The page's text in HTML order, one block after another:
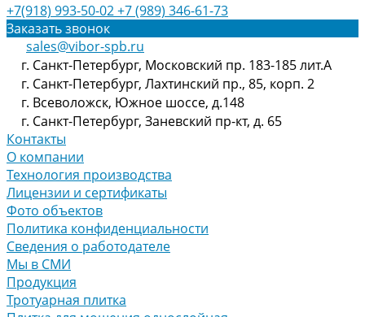
+7(918) 993-50-02+7 (989) 346-61-73
Заказать звонок
sales@vibor-spb.ru
г. Санкт-Петербург, Московский пр. 183-185 лит.А
г. Санкт-Петербург, Лахтинский пр., 85, корп. 2
г. Всеволожск, Южное шоссе, д.148
г. Санкт-Петербург, Заневский пр-кт, д. 65
Контакты
О компании
Технология производства
Лицензии и сертификаты
Фото объектов
Политика конфиденциальности
Сведения о работодателе
Мы в СМИ
Продукция
Тротуарная плитка